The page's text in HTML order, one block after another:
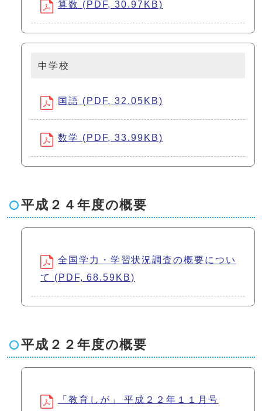
算数 (PDF, 30.97KB)
中学校
国語 (PDF, 32.05KB)
数学 (PDF, 33.99KB)
平成２４年度の概要
全国学力・学習状況調査の概要につい
て (PDF, 68.59KB)
平成２２年度の概要
「教育しが」 平成２２年１１月号